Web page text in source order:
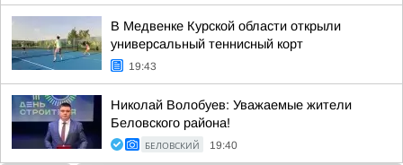
В Медвенке Курской области открыли
универсальный теннисный корт
19:43
Николай Волобуев: Уважаемые жители
Беловского района!
БЕЛОВСКИЙ 19:40